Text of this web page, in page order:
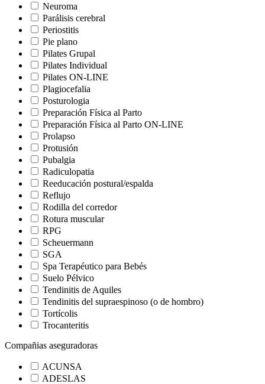
Neuroma
Parálisis cerebral
Periostitis
Pie plano
Pilates Grupal
Pilates Individual
Pilates ON-LINE
Plagiocefalia
Posturologia
Preparación Física al Parto
Preparación Física al Parto ON-LINE
Prolapso
Protusión
Pubalgia
Radiculopatia
Reeducación postural/espalda
Reflujo
Rodilla del corredor
Rotura muscular
RPG
Scheuermann
SGA
Spa Terapéutico para Bebés
Suelo Pélvico
Tendinitis de Aquiles
Tendinitis del supraespinoso (o de hombro)
Tortícolis
Trocanteritis
Compañias aseguradoras
ACUNSA
ADESLAS